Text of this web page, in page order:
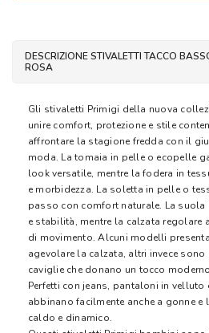
DESCRIZIONE STIVALETTI TACCO
ROSA
Gli stivaletti Primigi della nuova
unire comfort, protezione e stile
affrontare la stagione fredda con il
moda. La tomaia in pelle o ecopelle
look versatile, mentre la fodera in
e morbidezza. La soletta in pelle o
passo con comfort naturale. La suola
e stabilità, mentre la calzata regolare
di movimento. Alcuni modelli
agevolare la calzata, altri invece
caviglie che donano un tocco
Perfetti con jeans, pantaloni in
abbinano facilmente anche a gonne
caldo e dinamico.